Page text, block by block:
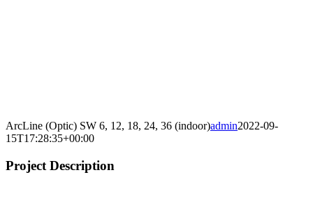
ArcLine (Optic) SW 6, 12, 18, 24, 36 (indoor)admin2022-09-
15T17:28:35+00:00
Project Description